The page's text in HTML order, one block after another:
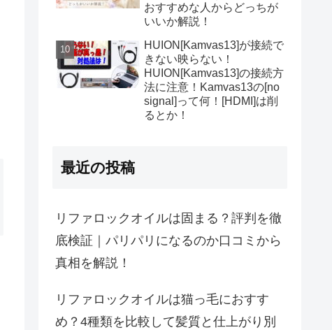
おすすめな人からどっちが
いいか解説！
HUION[Kamvas13]が接続で
きない映らない！
HUION[Kamvas13]の接続方
法に注意！Kamvas13の[no
signal]って何！[HDMI]は削
るとか！
最近の投稿
リファロックオイルは固まる？評判を徹
底検証｜パリパリになるのか口コミから
真相を解説！
リファロックオイルは猫っ毛におすす
め？4種類を比較して髪質と仕上がり別